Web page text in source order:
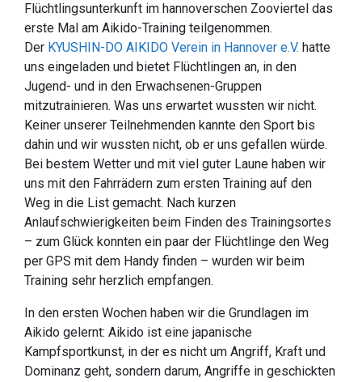
Flüchtlingsunterkunft im hannoverschen Zooviertel das
erste Mal am Aikido-Training teilgenommen.
Der KYUSHIN-DO AIKIDO Verein in Hannover e.V. hatte
uns eingeladen und bietet Flüchtlingen an, in den
Jugend- und in den Erwachsenen-Gruppen
mitzutrainieren. Was uns erwartet wussten wir nicht.
Keiner unserer Teilnehmenden kannte den Sport bis
dahin und wir wussten nicht, ob er uns gefallen würde.
Bei bestem Wetter und mit viel guter Laune haben wir
uns mit den Fahrrädern zum ersten Training auf den
Weg in die List gemacht. Nach kurzen
Anlaufschwierigkeiten beim Finden des Trainingsortes
– zum Glück konnten ein paar der Flüchtlinge den Weg
per GPS mit dem Handy finden – wurden wir beim
Training sehr herzlich empfangen.
In den ersten Wochen haben wir die Grundlagen im
Aikido gelernt: Aikido ist eine japanische
Kampfsportkunst, in der es nicht um Angriff, Kraft und
Dominanz geht, sondern darum, Angriffe in geschickten